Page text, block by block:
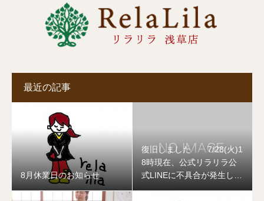
最近の記事
8月休業日のお知らせ
復旧しました 7/28(火)1
8時現在、公式リラリラ公
式LINEに不具合が発生して